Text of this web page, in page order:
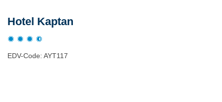
Hotel Kaptan
EDV-Code: AYT117